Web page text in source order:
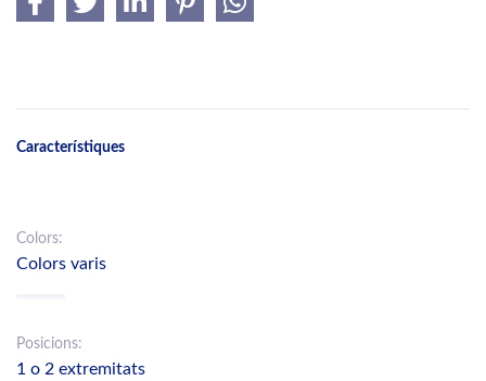
Característiques
Colors:
Colors varis
Posicions:
1 o 2 extremitats